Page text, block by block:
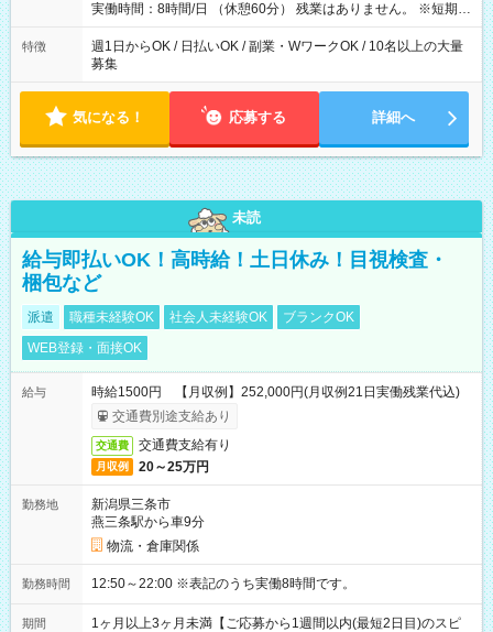
実働時間：8時間/日 （休憩60分） 残業はありません。 ※短期の
募集は行っておりません。予めご了承くださいませ。
特徴
週1日からOK / 日払いOK / 副業・WワークOK / 10名以上の大量
募集
気になる！ 応募する 詳細へ
未読
給与即払いOK！高時給！土日休み！目視検査・
梱包など
派遣 職種未経験OK 社会人未経験OK
ブランクOK
WEB登録・面接OK
給与
時給1500円 【月収例】252,000円(月収例21日実働残業代込)
交通費別途支給あり
交通費 交通費支給有り
月収例 20～25万円
勤務地
新潟県三条市
燕三条駅から車9分
物流・倉庫関係
勤務時間 12:50～22:00 ※表記のうち実働8時間です。
期間
1ヶ月以上3ヶ月未満【ご応募から1週間以内(最短2日目)のスピ